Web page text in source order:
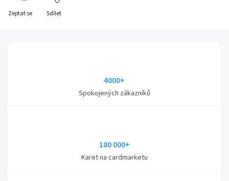
Zeptat se Sdílet
4000+
Spokojených zákazníků
180 000+
Karet na cardmarketu